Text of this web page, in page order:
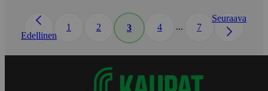
Edellinen
1 2 3 4 ... 7
Seuraava